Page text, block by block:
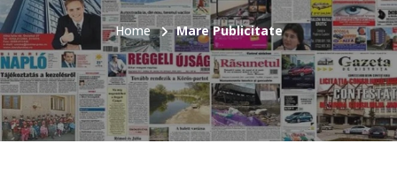
Home Mare Publicitate